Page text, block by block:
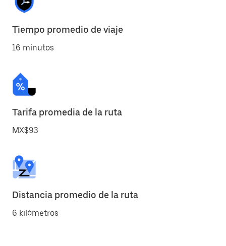
Tiempo promedio de viaje
16 minutos
Tarifa promedia de la ruta
MX$93
Distancia promedio de la ruta
6 kilómetros